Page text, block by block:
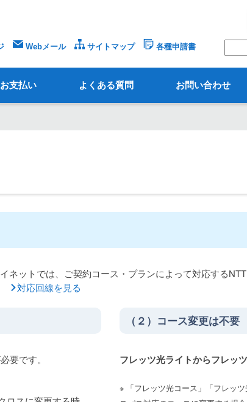
Webメール サイトマップ 各種申請書
支払い よくある質問 お問い合わせ
ネットでは、ご契約コース・プランによって対応する
対応回線を見る
要です。
（２）コース変更は不要
フレッツ光ライトからフレッ
※ 「フレッツ光コース」「フレッ